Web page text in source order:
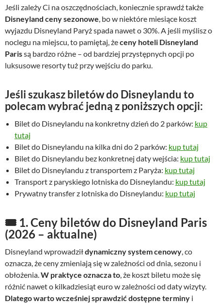
Jeśli zależy Ci na oszczędnościach, koniecznie sprawdź także
Disneyland ceny sezonowe , bo w niektóre miesiące koszt
wyjazdu Disneyland Paryż spada nawet o 30%. A jeśli myślisz o
noclegu na miejscu, to pamiętaj, żeceny hoteli Disneyland
Parissą bardzo różne – od bardziej przystępnych opcji po
luksusowe resorty tuż przy wejściu do parku.
Jeśli szukasz biletów do Disneylandu to
polecam wybrać jedną z poniższych opcji:
Bilet do Disneylandu na konkretny dzień do 2 parków: kup
tutaj
Bilet do Disneylandu na kilka dni do 2 parków: kup tutaj
Bilet do Disneylandu bez konkretnej daty wejścia: kup tutaj
Bilet do Disneylandu z transportem z Paryża: kup tutaj
Transport z paryskiego lotniska do Disneylandu: kup tutaj
Prywatny transfer z lotniska do Disneylandu: kup tutaj
🎟️ 1. Ceny biletów do Disneyland Paris
(2026 – aktualne)
Disneyland wprowadziłdynamiczny system cenowy , co
oznacza, że ceny zmieniają się w zależności od dnia, sezonu i
obłożenia. W praktyce oznacza to , że koszt biletu może się
różnić nawet o kilkadziesiąt euro w zależności od daty wizyty.
Dlatego warto wcześniej sprawdzić dostępne terminy i